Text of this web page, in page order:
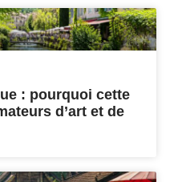
: pourquoi cette
d’art et de